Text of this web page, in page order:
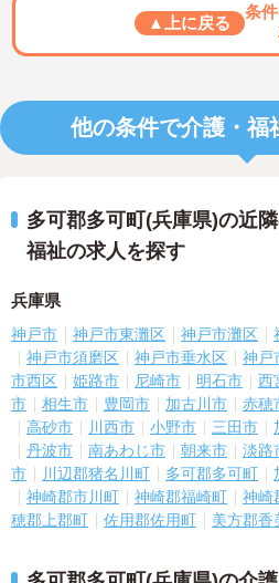
▲上に戻る
条
他の条件で介護・福
多可郡多可町(兵庫県)の近
福祉の求人を探す
兵庫県
神戸市 神戸市東灘区 神戸市灘区
神戸市須磨区
神戸市垂水区 神戸
市西区
姫路市 尼崎市 明石市 西
市
相生市 豊岡市 加古川市 赤穂
高砂市
川西市 小野市 三田市
丹波市
南あわじ市 朝来市 淡路
市
川辺郡猪名川町 多可郡多可町
神崎郡市川町
神崎郡福崎町 神崎
穂郡上郡町
佐用郡佐用町 美方郡香